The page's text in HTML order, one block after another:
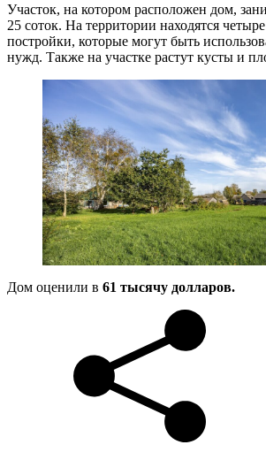
Участок, на котором расположен дом,
25 соток. На территории находятся
постройки, которые могут быть
нужд. Также на участке растут кусты и
Дом оценили в 61 тысячу долларов.